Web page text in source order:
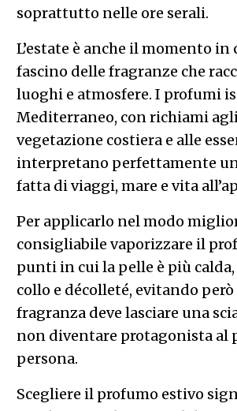
soprattutto nelle ore serali.
L’estate è anche il momento in
fascino delle fragranze che
luoghi e atmosfere. I profumi
Mediterraneo, con richiami
vegetazione costiera e alle
interpretano perfettamente
fatta di viaggi, mare e vita
Per applicarlo nel modo
consigliabile vaporizzare il
punti in cui la pelle è più calda,
collo e décolleté, evitando però
fragranza deve lasciare una
non diventare protagonista al
persona.
Scegliere il profumo estivo